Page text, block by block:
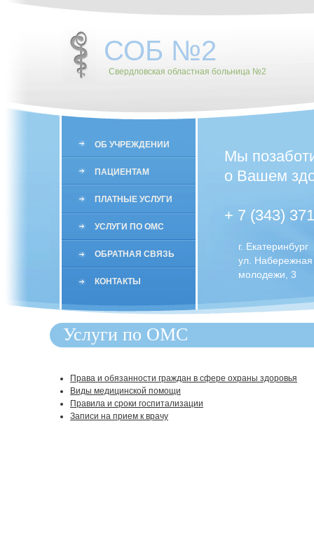
СОБ №2
Свердловская областная больница №2
ОБ УЧРЕЖДЕНИИ
ПАЦИЕНТАМ
ПЛАТНЫЕ УСЛУГИ
УСЛУГИ ПО ОМС
ОБРАТНАЯ СВЯЗЬ
КОНТАКТЫ
Мы
о Вашем
+ 7 (343)
г. Екатеринбург
ул.
молодежи, 3
Услуги по ОМС
Права и обязанности граждан в сфере охраны здоровья
Виды медицинской помощи
Правила и сроки госпитализации
Записи на прием к врачу